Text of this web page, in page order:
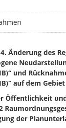
4. Änderung des
und
auf dem
Öffentlichkeit
der